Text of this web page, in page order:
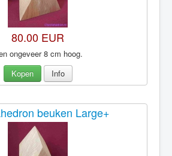
80.00 EUR
ongeveer 8 cm hoog.
Kopen
Info
beuken Large+